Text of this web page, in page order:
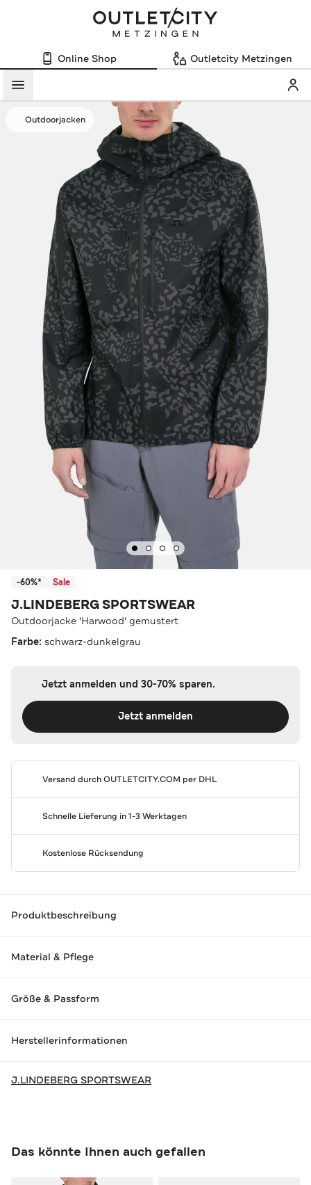
Online Shop Outletcity Metzingen
Menü
Outdoorjacken
-60%* Sale
J.LINDEBERG SPORTSWEAR
Outdoorjacke 'Harwood' gemustert
Farbe: schwarz-dunkelgrau
Jetzt anmelden und 30-70% sparen.
Jetzt anmelden
Versand durchOUTLETCITY.COM per DHL
Schnelle Lieferung in 1-3 Werktagen
Kostenlose Rücksendung
Produktbeschreibung
Material & Pflege
Größe & Passform
Herstellerinformationen
J.LINDEBERG SPORTSWEAR
Das könnte Ihnen auch gefallen